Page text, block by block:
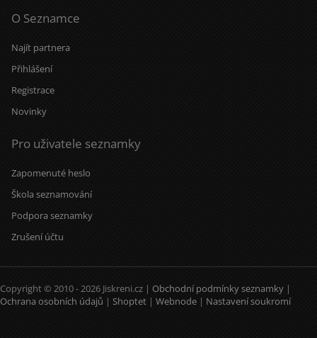
O Seznamce
Najít partnera
Přihlášení
Registrace
Novinky
Pro uživatele seznamky
Zapomenuté heslo
Škola seznamování
Podpora seznamky
Zrušení účtu
Copyright © 2010 - 2026 Jiskreni.cz | Obchodní podmínky seznamky |
Ochrana osobních údajů | Shoptet | Webnode | Nastavení soukromí